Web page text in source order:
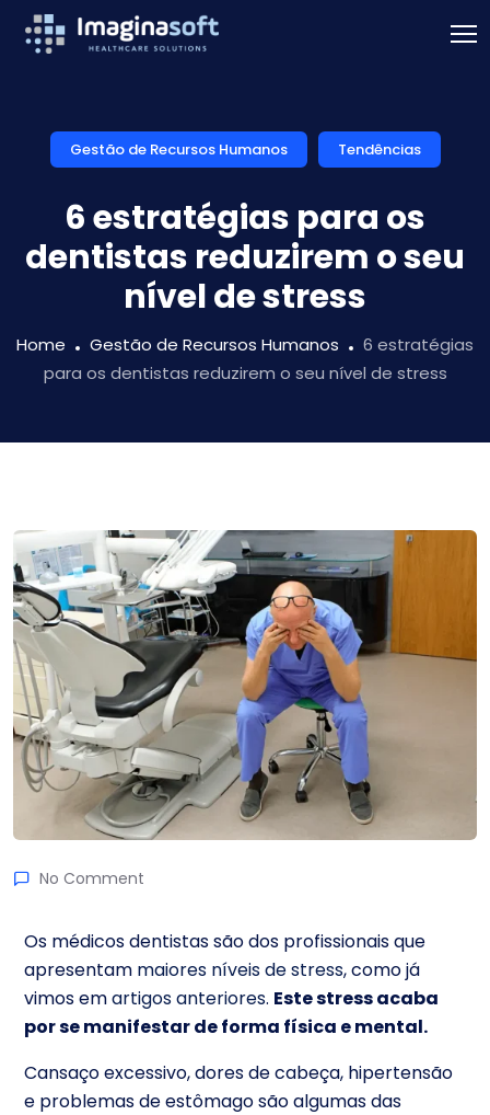
Gestão de Recursos Humanos Tendências
6 estratégias para os
dentistas reduzirem o seu
nível de stress
Home Gestão de Recursos Humanos
6 estratégias
para os dentistas reduzirem o seu nível de stress
No Comment
Os médicos dentistas são dos profissionais que
apresentam maiores níveis de stress, como já
vimos emartigos anteriores. Este stress acaba
por se manifestar de forma física e mental.
Cansaço excessivo, dores de cabeça, hipertensão
e problemas de estômago são algumas das